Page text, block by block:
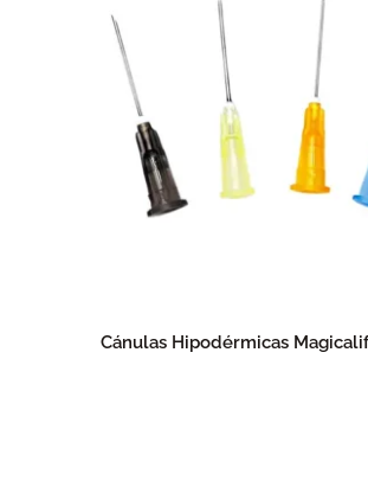
Cánulas Hipodérmicas